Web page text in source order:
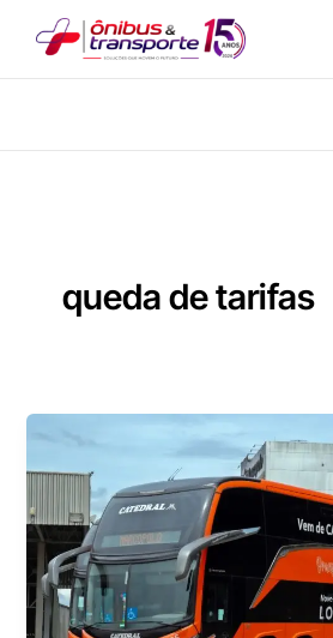
queda de tarifas